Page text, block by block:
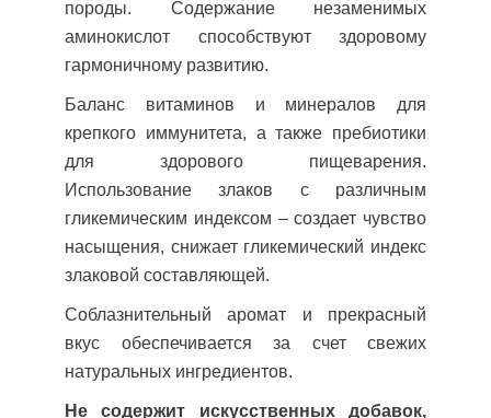
породы. Содержание незаменимых
аминокислот способствуют здоровому
гармоничному развитию.
Баланс витаминов и минералов для
крепкого иммунитета, а также пребиотики
для здорового пищеварения.
Использование злаков с различным
гликемическим индексом – создает чувство
насыщения, снижает гликемический индекс
злаковой составляющей.
Соблазнительный аромат и прекрасный
вкус обеспечивается за счет свежих
натуральных ингредиентов.
Не содержит искусственных добавок,